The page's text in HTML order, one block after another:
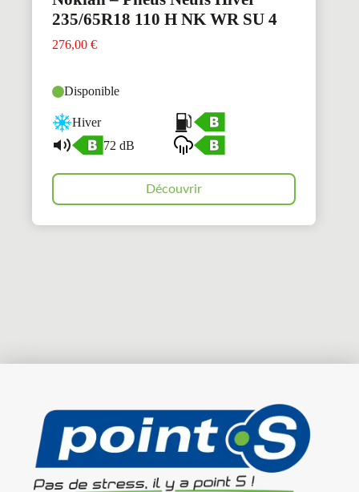
235/65R18 110 H NK WR SU 4
276,00 €
Disponible
Hiver
72 dB
Découvrir